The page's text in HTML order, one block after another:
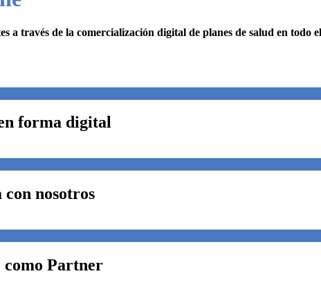
a través de la comercialización digital de planes de salud en todo
forma digital
nosotros
como Partner